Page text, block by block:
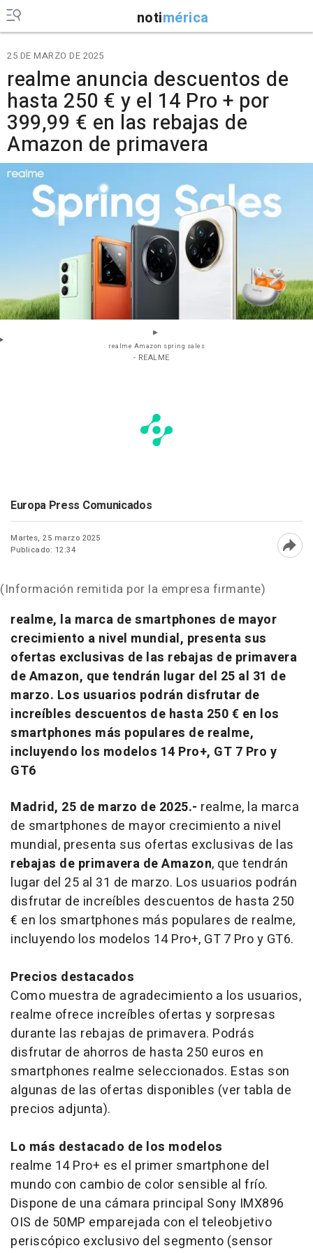
notimérica
25 DE MARZO DE 2025
realme anuncia descuentos de
hasta 250 € y el 14 Pro + por
399,99 € en las rebajas de
Amazon de primavera
realme Amazon spring sales
- REALME
Europa Press Comunicados
Martes, 25 marzo 2025
Publicado: 12:34
(Información remitida por la empresa firmante)
realme, la marca de smartphones de mayor
crecimiento a nivel mundial, presenta sus
ofertas exclusivas de las rebajas de primavera
de Amazon, que tendrán lugar del 25 al 31 de
marzo. Los usuarios podrán disfrutar de
increíbles descuentos de hasta 250 € en los
smartphones más populares de realme,
incluyendo los modelos 14 Pro+, GT 7 Pro y
GT6
Madrid, 25 de marzo de 2025.- realme, la marca
de smartphones de mayor crecimiento a nivel
mundial, presenta sus ofertas exclusivas de las
rebajas de primavera de Amazon, que tendrán
lugar del 25 al 31 de marzo. Los usuarios podrán
disfrutar de increíbles descuentos de hasta 250
€ en los smartphones más populares de realme,
incluyendo los modelos 14 Pro+, GT 7 Pro y GT6.
Precios destacados
Como muestra de agradecimiento a los usuarios,
realme ofrece increíbles ofertas y sorpresas
durante las rebajas de primavera. Podrás
disfrutar de ahorros de hasta 250 euros en
smartphones realme seleccionados. Estas son
algunas de las ofertas disponibles (ver tabla de
precios adjunta).
Lo más destacado de los modelos
realme 14 Pro+ es el primer smartphone del
mundo con cambio de color sensible al frío.
Dispone de una cámara principal Sony IMX896
OIS de 50MP emparejada con el teleobjetivo
periscópico exclusivo del segmento (sensor